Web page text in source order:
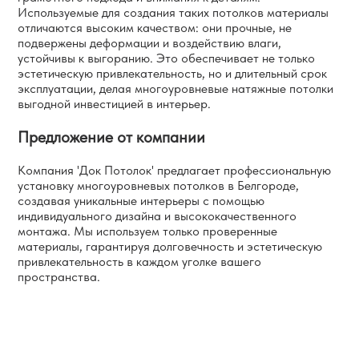
Используемые для создания таких потолков материалы
отличаются высоким качеством: они прочные, не
подвержены деформации и воздействию влаги,
устойчивы к выгоранию. Это обеспечивает не только
эстетическую привлекательность, но и длительный срок
эксплуатации, делая многоуровневые натяжные потолки
выгодной инвестицией в интерьер.
Предложение от компании
Компания 'Док Потолок' предлагает профессиональную
установку многоуровневых потолков в Белгороде,
создавая уникальные интерьеры с помощью
индивидуального дизайна и высококачественного
монтажа. Мы используем только проверенные
материалы, гарантируя долговечность и эстетическую
привлекательность в каждом уголке вашего
пространства.